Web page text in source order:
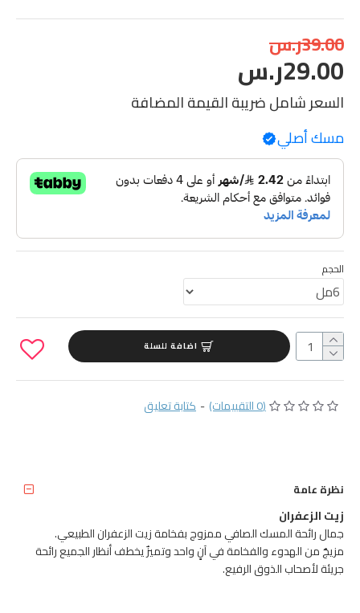
السعر شامل ضريبة القيمة المضافة
مسك أصلي
(0 التقييمات) - كتابة تعليق
29.00ر.س
39.00ر.س
الحجم
اضافة للسلة
نظرة عامة
زيت الزعفران
جمال رائحة المسك الصافي ممزوج بفخامة زيت الزعفران الطبيعي.
مزيجٌ من الهدوء والفخامة في آنٍ واحد وتميزٌ يخطف أنظار الجميع رائحة
جريئة لأصحاب الذوق الرفيع.